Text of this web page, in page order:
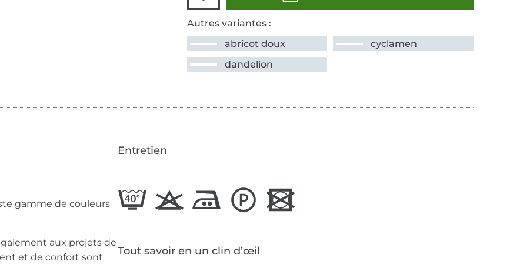
Autres variantes :
abricot doux
cyclamen
dandelion
gamme de couleurs
aux projets de
et de confort sont
Entretien
Tout savoir en un clin d’œil